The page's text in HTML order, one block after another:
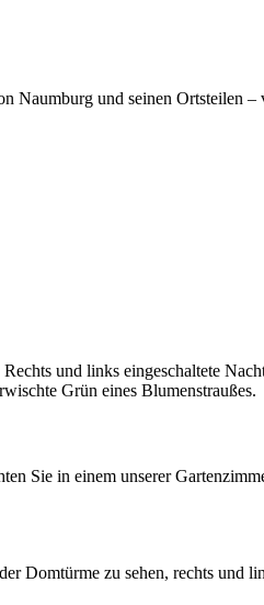
Naumburg und seinen Ortsteilen
Sie in einem unserer